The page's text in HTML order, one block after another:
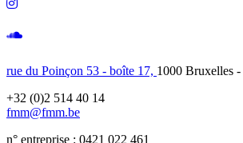
rue du Poinçon 53 - boîte 17, 1000 Bruxelles
+32 (0)2 514 40 14
fmm@fmm.be
n° entreprise : 0421 022 461